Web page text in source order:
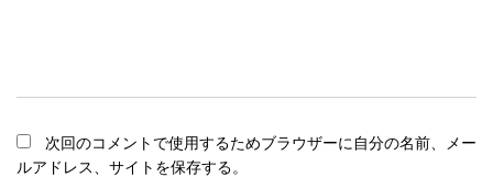
次回のコメントで使用するためブラウザーに自分の名前、メー
ルアドレス、サイトを保存する。